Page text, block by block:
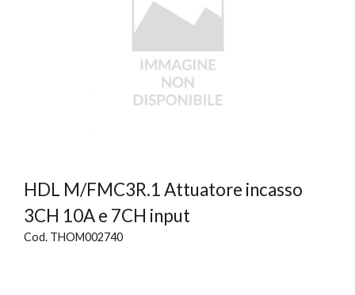
HDL M/FMC3R.1 Attuatore incasso
3CH 10A e 7CH input
Cod. THOM002740